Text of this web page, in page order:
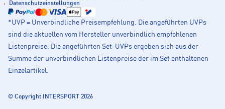
Datenschutzeinstellungen
*UVP = Unverbindliche Preisempfehlung. Die angeführten UVPs
sind die aktuellen vom Hersteller unverbindlich empfohlenen
Listenpreise. Die angeführten Set-UVPs ergeben sich aus der
Summe der unverbindlichen Listenpreise der im Set enthaltenen
Einzelartikel.
© Copyright INTERSPORT 2026